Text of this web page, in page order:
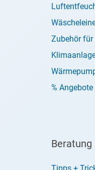
Zubehör
%
Beratung